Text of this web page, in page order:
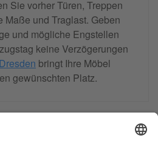
Sie vorher Türen, Treppen
Maße und Traglast. Geben
und mögliche Engstellen
keine Verzögerungen
bringt Ihre Möbel
gewünschten Platz.
in Ihrer Nähe...